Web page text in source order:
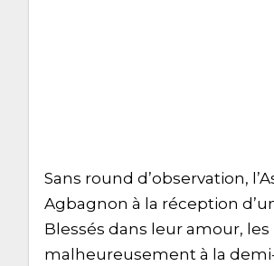
Sans round d’observation,
Agbagnon à la réception
Blessés dans leur amour,
malheureusement à la